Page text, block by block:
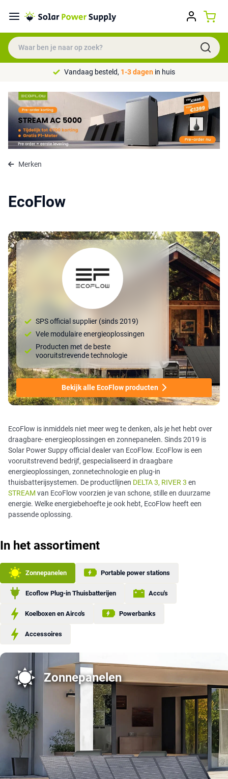
Vandaag besteld, 1-3 dagen in huis
Merken
EcoFlow
SPS official supplier (sinds 2019)
Vele modulaire energieoplossingen
Producten met de beste
vooruitstrevende technologie
Bekijk alle EcoFlow producten
EcoFlow is inmiddels niet meer weg te denken, als je het hebt over
draagbare- energieoplossingen en zonnepanelen. Sinds 2019 is
Solar Power Suppy official dealer van EcoFlow. EcoFlow is een
vooruitstrevend bedrijf, gespecialiseerd in draagbare
energieoplossingen, zonnetechnologie en plug-in
thuisbatterijsystemen. De productlijnen DELTA 3, RIVER 3 en
STREAM van EcoFlow voorzien je van schone, stille en duurzame
energie. Welke energiebehoefte je ook hebt, EcoFlow heeft een
passende oplossing.
In het assortiment
Zonnepanelen Portable power stations
Ecoflow Plug-in Thuisbatterijen Accu's
Koelboxen en Airco's Powerbanks
Accessoires
Zonnepanelen